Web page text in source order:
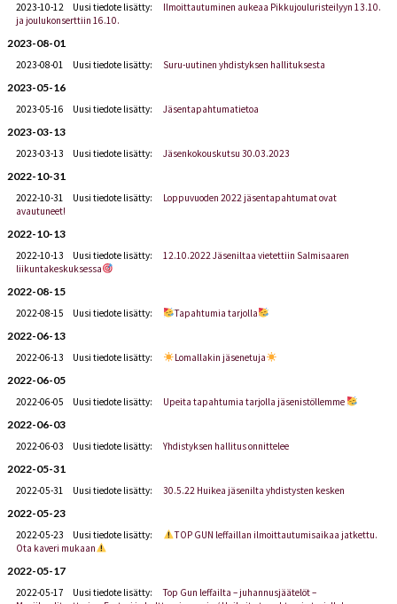
2023-10-12 Uusi tiedote lisätty:
Ilmoittautuminen aukeaa Pikkujouluristeilyyn 13.10.
ja joulukonserttiin 16.10.
2023-08-01
2023-08-01 Uusi tiedote lisätty: Suru-uutinen yhdistyksen hallituksesta
2023-05-16
2023-05-16 Uusi tiedote lisätty: Jäsentapahtumatietoa
2023-03-13
2023-03-13 Uusi tiedote lisätty: Jäsenkokouskutsu 30.03.2023
2022-10-31
2022-10-31 Uusi tiedote lisätty:
Loppuvuoden 2022 jäsentapahtumat ovat
avautuneet!
2022-10-13
2022-10-13 Uusi tiedote lisätty:
12.10.2022 Jäseniltaa vietettiin Salmisaaren
liikuntakeskuksessa
2022-08-15
2022-08-15 Uusi tiedote lisätty: Tapahtumia tarjolla
2022-06-13
2022-06-13 Uusi tiedote lisätty: Lomallakin jäsenetuja
2022-06-05
2022-06-05 Uusi tiedote lisätty: Upeita tapahtumia tarjolla jäsenistöllemme
2022-06-03
2022-06-03 Uusi tiedote lisätty: Yhdistyksen hallitus onnittelee
2022-05-31
2022-05-31 Uusi tiedote lisätty: 30.5.22 Huikea jäsenilta yhdistysten kesken
2022-05-23
2022-05-23 Uusi tiedote lisätty:
TOP GUN leffaillan ilmoittautumisaikaa jatkettu.
Ota kaveri mukaan
2022-05-17
2022-05-17 Uusi tiedote lisätty:
Top Gun leffailta – juhannusjäätelöt –